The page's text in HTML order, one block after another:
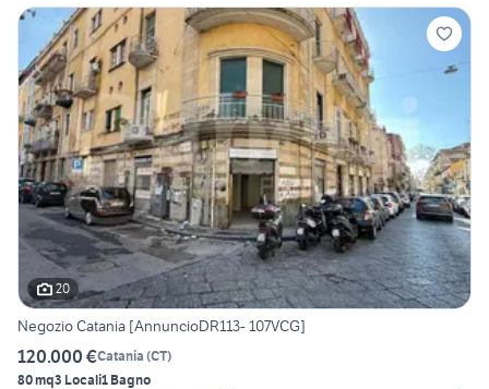
20
Negozio Catania [AnnuncioDR113- 107VCG]
120.000 €Catania (CT)
80 mq3 Locali1 Bagno